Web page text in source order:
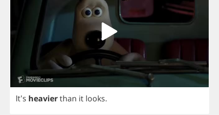
It's heavierthan it looks.